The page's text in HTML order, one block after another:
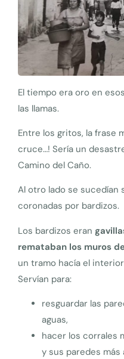
El tiempo era oro en
las llamas.
Entre los gritos, la frase
cruce…! Sería un
Camino del Caño.
Al otro lado se
coronadas por bardizos.
Los bardizos eran
remataban los muros
un tramo hacía el
Servían para:
resguardar las
aguas,
hacer los corrales
y sus paredes más